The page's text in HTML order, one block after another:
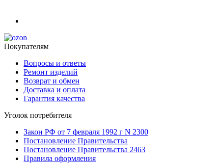
Покупателям
Вопросы и ответы
Ремонт изделий
Возврат и обмен
Доставка и оплата
Гарантия качества
Уголок потребителя
Закон РФ от 7 февраля 1992 г N 2300
Постановление Правительства
Постановление Правительства 2463
Правила оформления